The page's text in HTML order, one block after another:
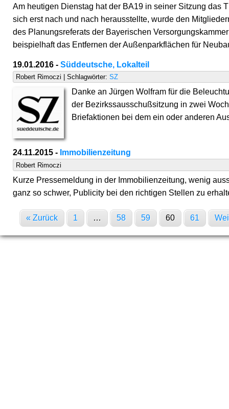
Am heutigen Dienstag hat der BA19 in seiner Sitzung das
sich erst nach und nach herausstellte, wurde den
des Planungsreferats der Bayerischen
beispielhaft das Entfernen der Außenparkflächen für
19.01.2016 - Süddeutsche, Lokalteil
Robert Rimoczi | Schlagwörter:SZ
Danke an Jürgen Wolfram für die
der Bezirkssausschußsitzung in zwei
Briefaktionen bei dem ein oder anderen
24.11.2015 - Immobilienzeitung
Robert Rimoczi
Kurze Pressemeldung in der Immobilienzeitung, wenig
ganz so schwer, Publicity bei den richtigen Stellen zu
« Zurück 1 … 58 59 60 61